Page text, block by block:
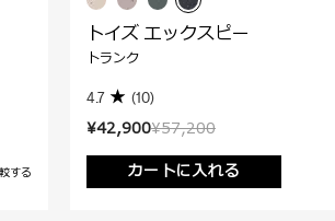
する
¥57,200
¥42,900
カートに入れる
トイズ エックスピー
トランク
4.7 (10)